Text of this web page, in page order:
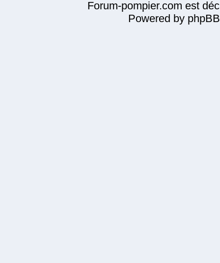
Forum-pompier.com est
Powered by